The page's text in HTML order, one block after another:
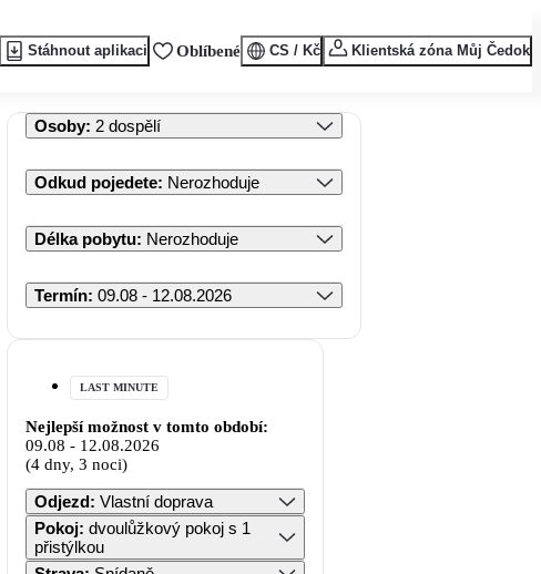
Stáhnout aplikaci Oblíbené CS / Kč Klientská zóna Můj Čedok
Osoby: 2 dospělí
Odkud pojedete: Nerozhoduje
Délka pobytu: Nerozhoduje
Termín: 09.08 - 12.08.2026
LAST MINUTE
Nejlepší možnost v tomto období:
09.08 - 12.08.2026
(4 dny, 3 noci)
Odjezd: Vlastní doprava
Pokoj: dvoulůžkový pokoj s 1
přistýlkou